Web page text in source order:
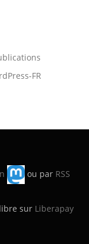
FR
ou par RSS
sur Liberapay